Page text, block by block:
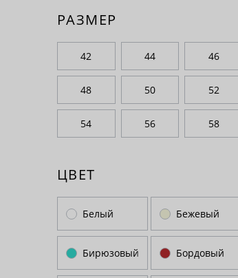
РАЗМЕР
42 44 46
48 50 52
54 56 58
ЦВЕТ
Белый Бежевый
Бирюзовый Бордовый